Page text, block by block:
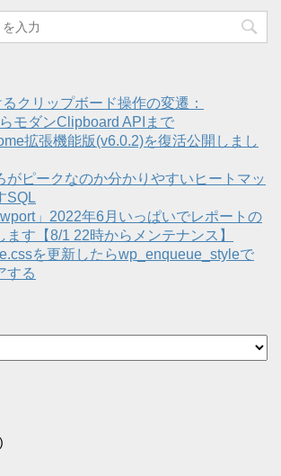
クリップボード操作の変遷：
モダンClipboard APIまで
拡張機能版(v6.0.2)を復活公開しまし
がピークなのか分かりやすいヒートマッ
SQL
」2022年6月いっぱいでレポートの
す【8/1 22時からメンテナンス】
を更新したらwp_enqueue_styleで
する